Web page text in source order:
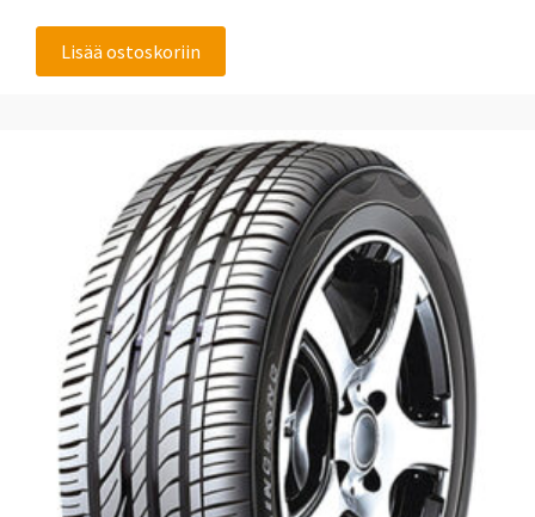
Lisää ostoskoriin